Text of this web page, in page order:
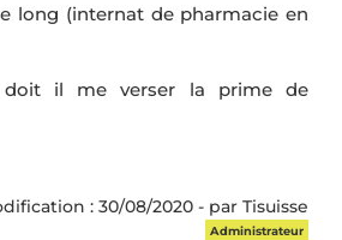
long (internat de pharmacie en
doit il me verser la prime de
: 30/08/2020 - par Tisuisse
Administrateur